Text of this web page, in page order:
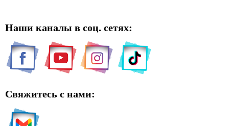
Наши каналы в соц. сетях:
Свяжитесь с нами: